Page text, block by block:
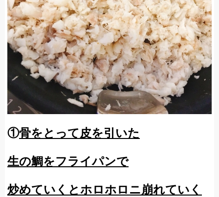
①骨をとって皮を引いた
生の鯛をフライパンで
炒めていくとホロホロニ崩れていく